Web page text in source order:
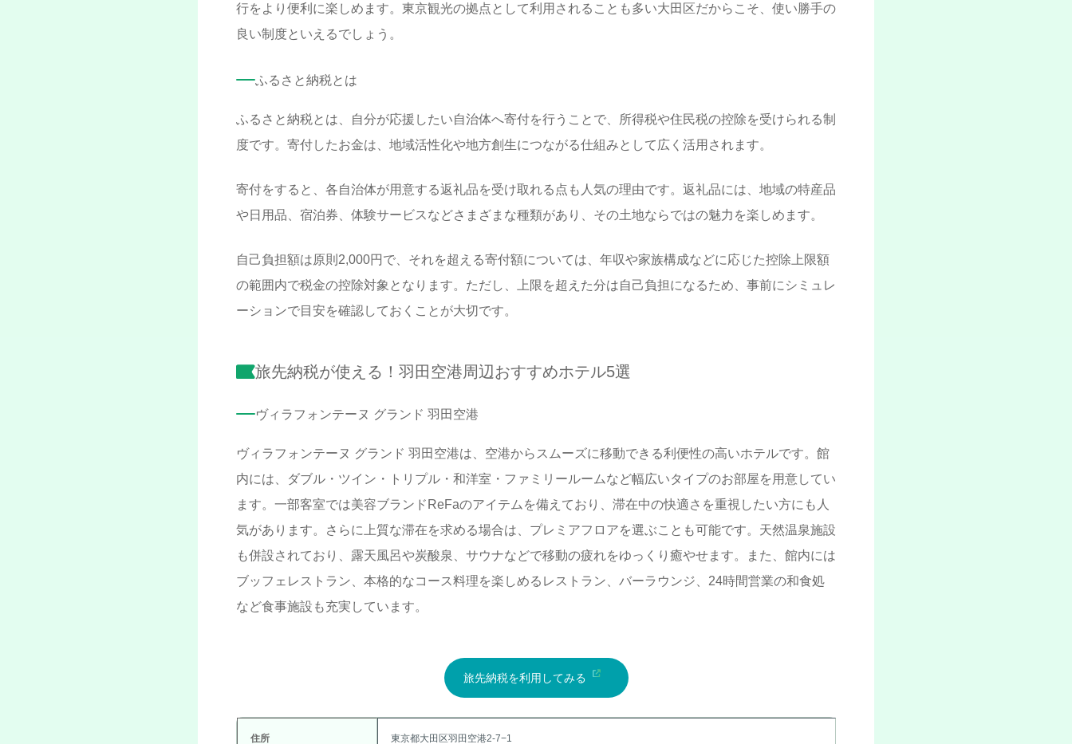
行をより便利に楽しめます。東京観光の拠点として利用されることも多い大田区だからこそ、使い勝手の
良い制度といえるでしょう。
ふるさと納税とは
ふるさと納税とは、自分が応援したい自治体へ寄付を行うことで、所得税や住民税の控除を受けられる制
度です。寄付したお金は、地域活性化や地方創生につながる仕組みとして広く活用されます。
寄付をすると、各自治体が用意する返礼品を受け取れる点も人気の理由です。返礼品には、地域の特産品
や日用品、宿泊券、体験サービスなどさまざまな種類があり、その土地ならではの魅力を楽しめます。
自己負担額は原則2,000円で、それを超える寄付額については、年収や家族構成などに応じた控除上限額
の範囲内で税金の控除対象となります。ただし、上限を超えた分は自己負担になるため、事前にシミュレ
ーションで目安を確認しておくことが大切です。
旅先納税が使える！羽田空港周辺おすすめホテル5選
ヴィラフォンテーヌ グランド 羽田空港
ヴィラフォンテーヌ グランド 羽田空港は、空港からスムーズに移動できる利便性の高いホテルです。館
内には、ダブル・ツイン・トリプル・和洋室・ファミリールームなど幅広いタイプのお部屋を用意してい
ます。一部客室では美容ブランドReFaのアイテムを備えており、滞在中の快適さを重視したい方にも人
気があります。さらに上質な滞在を求める場合は、プレミアフロアを選ぶことも可能です。天然温泉施設
も併設されており、露天風呂や炭酸泉、サウナなどで移動の疲れをゆっくり癒やせます。また、館内には
ブッフェレストラン、本格的なコース料理を楽しめるレストラン、バーラウンジ、24時間営業の和食処
など食事施設も充実しています。
旅先納税を利用してみる
住所 東京都大田区羽田空港2‐7−1